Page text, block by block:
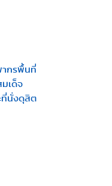
ากรพื้นที่
เด็จ
ที่นั่งดุสิต